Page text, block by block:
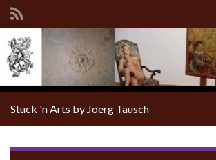
Stuck 'n Arts by Joerg Tausch